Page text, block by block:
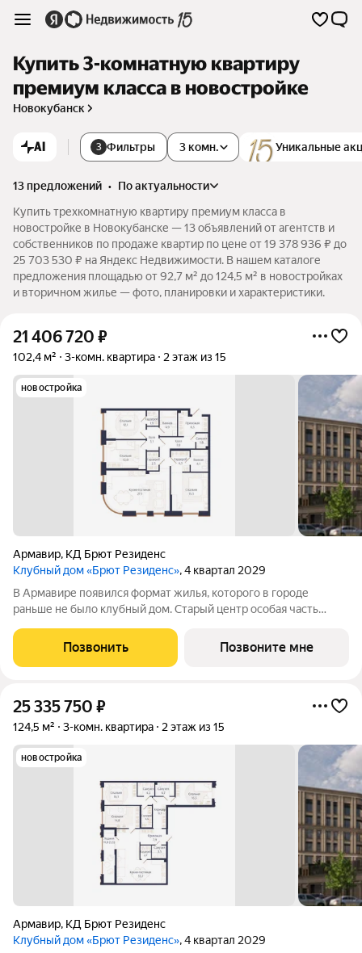
Купить 3-комнатную квартиру
премиум класса в новостройке
Новокубанск
AI 3 Фильтры Уникальные
3 комн.
13 предложений •
по актуальности
Купить трехкомнатную квартиру премиум класса в
новостройке в Новокубанске — 13 объявлений от агентств и
собственников по продаже квартир по цене от 19 378 936 ₽ до
25 703 530 ₽ на Яндекс Недвижимости. В нашем каталоге
предложения площадью от 92,7 м² до 124,5 м² в новостройках
и вторичном жилье — фото, планировки и характеристики.
21 406 720 ₽
102,4 м² 3-комн. квартира 2 этаж из 15
новостройка
Армавир, КД Брют Резиденс
Клубный дом «Брют Резиденс», 4 квартал 2029
В Армавире появился формат жилья, которого в городе
раньше не было клубный дом. Старый центр особая часть
скверы, театр и школы в пешей доступности. Район, который
сформировался десятилетиями
Позвонить Позвоните мне
25 335 750 ₽
124,5 м² 3-комн. квартира 2 этаж из 15
новостройка
Армавир, КД Брют Резиденс
Клубный дом «Брют Резиденс», 4 квартал 2029